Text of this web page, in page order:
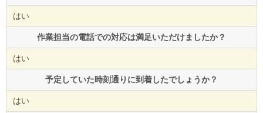
はい
作業担当の電話での対応は満足いただけましたか？
はい
予定していた時刻通りに到着したでしょうか？
はい